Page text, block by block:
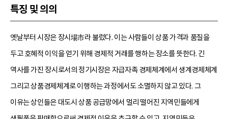
특징 및 의의
옛날부터 시장은 장시場市라 불렀다. 이는 사람들이 상품 가격과 품질을
두고 호혜적 이익을 얻기 위해 경제적 거래를 행하는 장소를 뜻한다. 긴
역사를 가진 장시로서의 정기시장은 자급자족 경제체계에서 생계경제체계
그리고 상품경제체계로 이행하는 과정에서도 소멸하지 않고 있다. 그
이유는 상인들은 대도시 상품 공급망에서 멀리 떨어진 지역민들에게